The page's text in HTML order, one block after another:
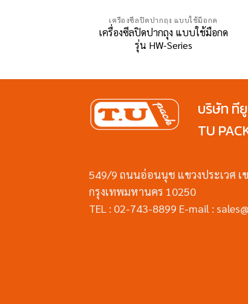
เครื่องซีลปิดปากถุง แบบใช้มือกด
เครื่องซีลปิดปากถุง แบบใช้มือกด
รุ่น HW-Series
บริษัท ที
TU
549/9 ถนนอ่อนนุช แขวงประเวศ เ
กรุงเทพมหานคร 10250
TEL : 02-743-8899 E-mail :